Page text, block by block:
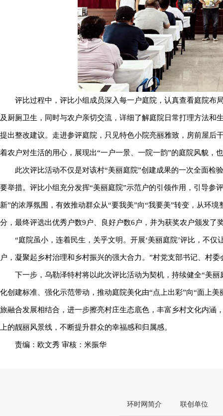
评比过程中，评比小组成员深入每一户庭院，认真查看庭院布
及厨厕卫生，同时与农户亲切交流，详细了解庭院日常打理方法
提出整改建议。走进参评庭院，只见特色小院亮丽雅致，房前屋
着农户对生活的用心，展现出“一户一景、一院一韵”的庭院风貌，
此次评比活动不仅是对该村“美丽庭院”创建成果的一次全面
要举措。评比小组充分发挥“美丽庭院”示范户的引领作用，引导参
新”的浓厚氛围，有效推动群众从“要我美”向“我要美”转变，从环
分，最终评选出优秀户数9户、良好户数6户，并为获奖农户颁发了
“庭院虽小，连着民生，关乎文明。开展‘美丽庭院’评比，不
户，凝聚起乡村治理和乡村振兴的强大合力。”村党支部书记、村
下一步，乌勒泽特村将以此次评比活动为契机，持续健全“美
化创建标准、强化示范带动，推动庭院美化由“点上出彩”向“面上
旅融合发展相结合，进一步擦亮村庄生态底色，丰富乡村文化内
上的靓丽风景线，不断提升群众的幸福感和归属感。
责编：欧文秀 审核：米振华
环时网简介 联创单位